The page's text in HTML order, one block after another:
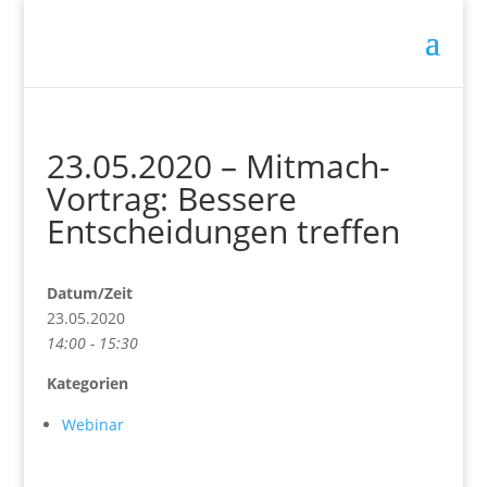
23.05.2020 – Mitmach-
Vortrag: Bessere
Entscheidungen treffen
Datum/Zeit
23.05.2020
14:00 - 15:30
Kategorien
Webinar